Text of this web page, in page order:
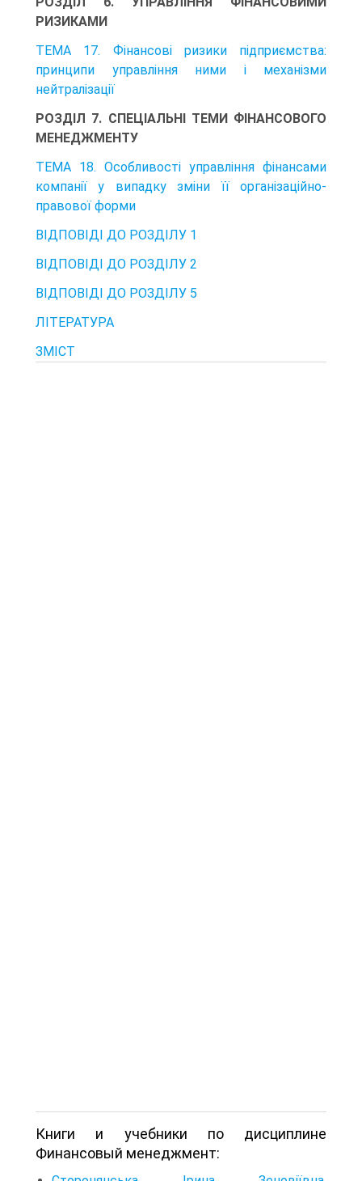
РИЗИКАМИ
ТЕМА 17. Фінансові ризики підприємства:
принципи управління ними і механізми
нейтралізації
РОЗДІЛ 7. СПЕЦІАЛЬНІ ТЕМИ ФІНАНСОВОГО
МЕНЕДЖМЕНТУ
ТЕМА 18. Особливості управління фінансами
компанії у випадку зміни її організаційно-
правової форми
ВІДПОВІДІ ДО РОЗДІЛУ 1
ВІДПОВІДІ ДО РОЗДІЛУ 2
ВІДПОВІДІ ДО РОЗДІЛУ 5
ЛІТЕРАТУРА
ЗМІСТ
Книги и учебники по дисциплине
Финансовый менеджмент: